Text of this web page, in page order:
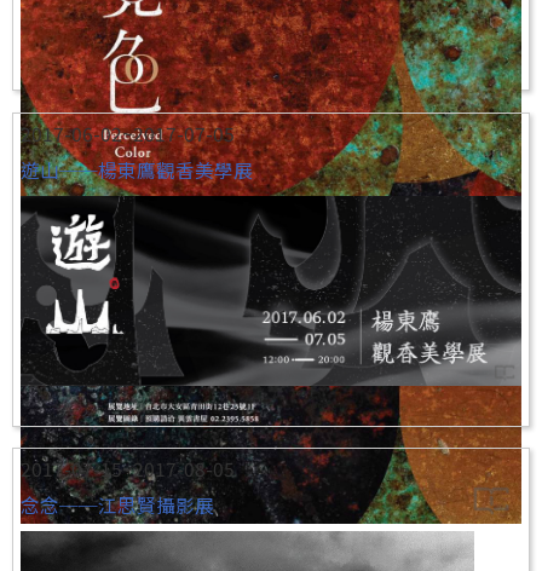
2017-06-02~2017-07-05
遊山──楊東鷹觀香美學展
2017-07-15~2017-08-05
念念──江思賢攝影展